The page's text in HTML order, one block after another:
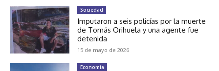
Sociedad
Imputaron a seis policías por la muerte
de Tomás Orihuela y una agente fue
detenida
15 de mayo de 2026
Economía